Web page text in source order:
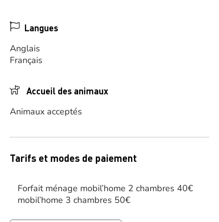
Langues
Anglais
Français
Accueil des animaux
Animaux acceptés
Tarifs et modes de paiement
Forfait ménage mobil’home 2 chambres 40€
mobil’home 3 chambres 50€